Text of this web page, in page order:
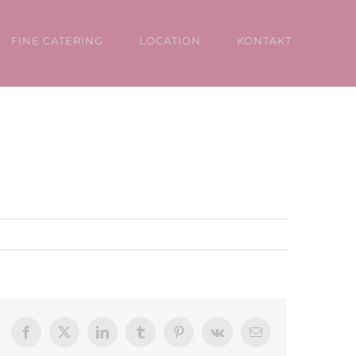
FINE CATERING LOCATION KONTAKT
Facebook
X LinkedInTumblrPinterestVk
E-